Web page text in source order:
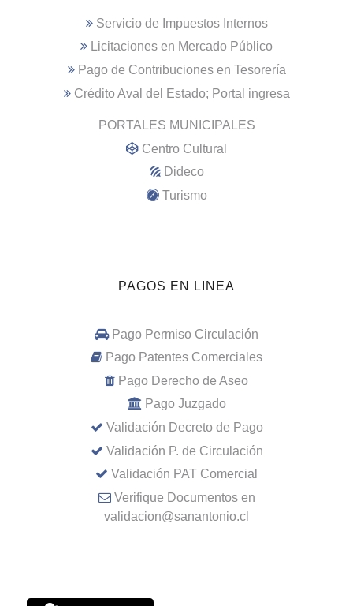
Servicio de Impuestos Internos
Licitaciones en Mercado Público
Pago de Contribuciones en Tesorería
Crédito Aval del Estado; Portal ingresa
PORTALES MUNICIPALES
Centro Cultural
Dideco
Turismo
PAGOS EN LINEA
Pago Permiso Circulación
Pago Patentes Comerciales
Pago Derecho de Aseo
Pago Juzgado
Validación Decreto de Pago
Validación P. de Circulación
Validación PAT Comercial
Verifique Documentos en
validacion@sanantonio.cl